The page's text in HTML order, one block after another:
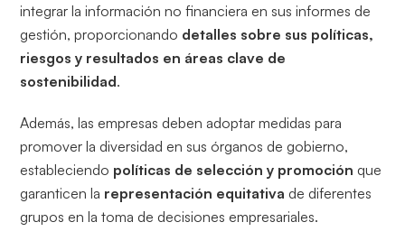
integrar la información no financiera en sus informes de
gestión, proporcionando detalles sobre sus políticas,
riesgos y resultados en áreas clave de
sostenibilidad.
Además, las empresas deben adoptar medidas para
promover la diversidad en sus órganos de gobierno,
estableciendo políticas de selección y promociónque
garanticen la representación equitativade diferentes
grupos en la toma de decisiones empresariales.